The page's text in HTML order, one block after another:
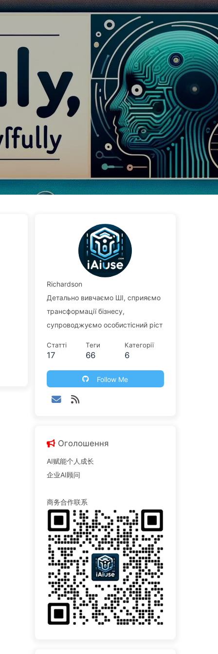
Категорії Посилання Про нас 🇺🇦 Українська
Richardson
Детально вивчаємо ШІ, сприяємо
трансформації бізнесу,
супроводжуємо особистісний ріст
Статті
17
Теги
66
Категорії
6
Follow Me
Оголошення
AI赋能个人成长
企业AI顾问
商务合作联系